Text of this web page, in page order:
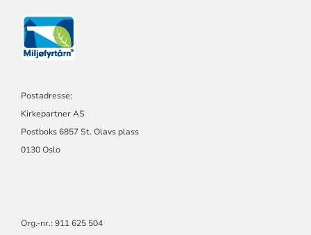
Postadresse:
Kirkepartner AS
Postboks 6857 St. Olavs plass
0130 Oslo
Org.-nr.: 911 625 504